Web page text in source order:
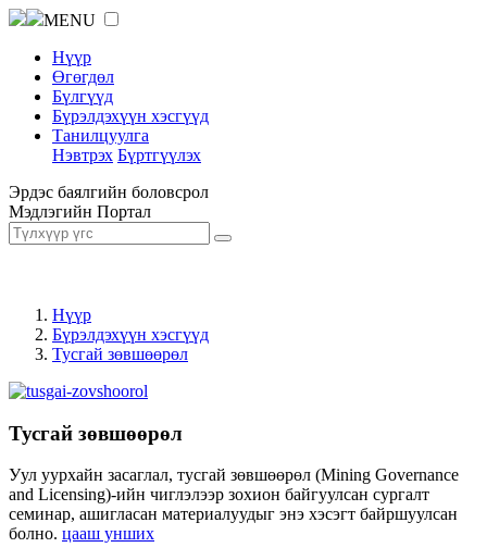
MENU
Нүүр
Өгөгдөл
Бүлгүүд
Бүрэлдэхүүн хэсгүүд
Танилцуулга
Нэвтрэх Бүртгүүлэх
Эрдэс баялгийн боловсрол
Мэдлэгийн Портал
Нүүр
Бүрэлдэхүүн хэсгүүд
Тусгай зөвшөөрөл
Тусгай зөвшөөрөл
Уул уурхайн засаглал, тусгай зөвшөөрөл (Mining Governance
and Licensing)-ийн чиглэлээр зохион байгуулсан сургалт
семинар, ашигласан материалуудыг энэ хэсэгт байршуулсан
болно. цааш унших